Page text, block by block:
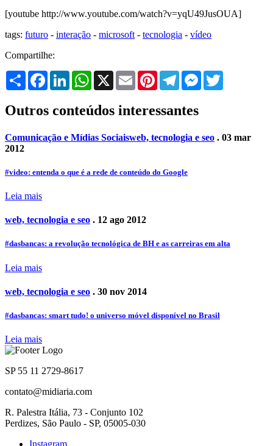
[youtube http://www.youtube.com/watch?v=yqU49JusOUA]
tags: futuro - interação - microsoft- tecnologia - vídeo
Compartilhe:
Share FacebookLinkedInWhatsApp
X Email PinterestTelegramMessenger
Outros conteúdos interessantes
Comunicação e Mídias Sociaisweb, tecnologia e seo . 03 mar
2012
#video: entenda o que é a rede de conteúdo do Google
Leia mais
web, tecnologia e seo . 12 ago 2012
#dasbancas: a revolução tecnológica de BH e as carreiras em alta
Leia mais
web, tecnologia e seo . 30 nov 2014
#dasbancas: smart tudo! o universo móvel disponível no Brasil
Leia mais
SP 55 11 2729-8617
contato@midiaria.com
R. Palestra Itália, 73 - Conjunto 102
Perdizes, São Paulo - SP, 05005-030